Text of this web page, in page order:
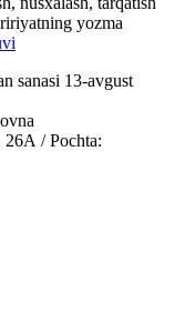
yozma
sanasi 13-avgust
26А / Pochta: